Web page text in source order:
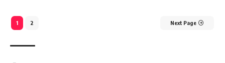
1 2 Next Page